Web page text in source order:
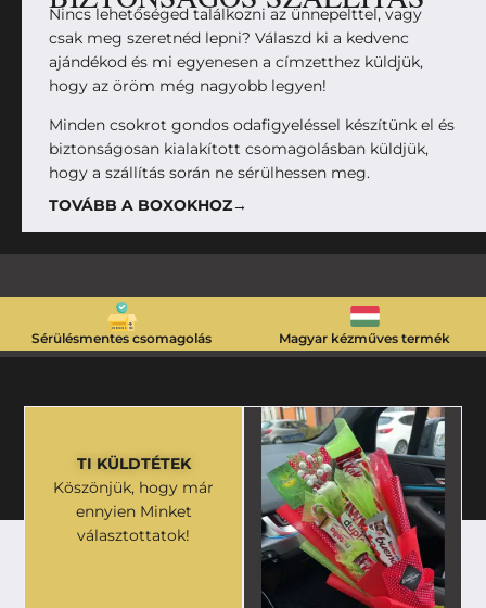
Nincs lehetőséged találkozni az ünnepelttel, vagy
csak meg szeretnéd lepni? Válaszd ki a kedvenc
ajándékod és mi egyenesen a címzetthez küldjük,
hogy az öröm még nagyobb legyen!
Minden csokrot gondos odafigyeléssel készítünk el és
biztonságosan kialakított csomagolásban küldjük,
hogy a szállítás során ne sérülhessen meg.
TOVÁBB A BOXOKHOZ→
Sérülésmentes csomagolás Magyar kézműves termék
TI KÜLDTÉTEK
Köszönjük, hogy már
ennyien Minket
választottatok!